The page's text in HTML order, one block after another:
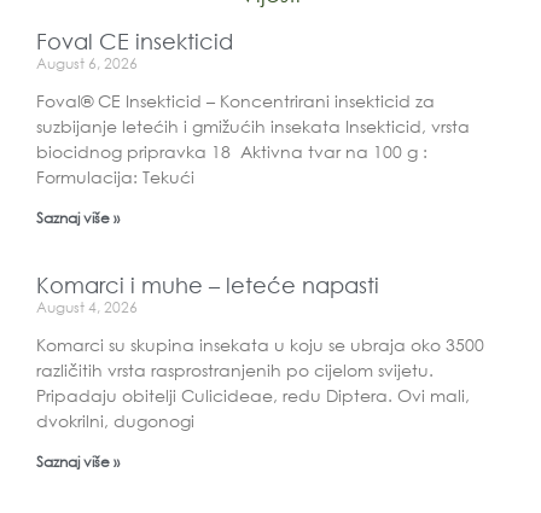
Foval CE insekticid
August 6, 2026
Foval® CE Insekticid – Koncentrirani insekticid za
suzbijanje letećih i gmižućih insekata Insekticid, vrsta
biocidnog pripravka 18 Aktivna tvar na 100 g :
Formulacija: Tekući
Saznaj više »
Komarci i muhe – leteće napasti
August 4, 2026
Komarci su skupina insekata u koju se ubraja oko 3500
različitih vrsta rasprostranjenih po cijelom svijetu.
Pripadaju obitelji Culicideae, redu Diptera. Ovi mali,
dvokrilni, dugonogi
Saznaj više »